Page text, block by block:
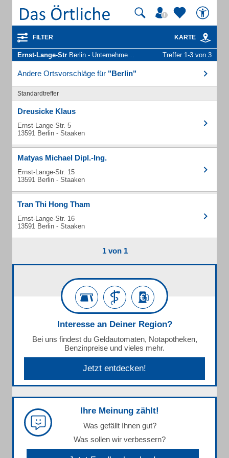
FILTER KARTE
Ernst-Lange-Str Berlin - Unternehmen und Personen Treffer 1-3 von 3
Andere Ortsvorschläge für "Berlin"
Standardtreffer
Dreusicke Klaus
Ernst-Lange-Str. 5
13591 Berlin - Staaken
Matyas Michael Dipl.-Ing.
Ernst-Lange-Str. 15
13591 Berlin - Staaken
Tran Thi Hong Tham
Ernst-Lange-Str. 16
13591 Berlin - Staaken
1 von 1
Interesse an Deiner Region?
Bei uns findest du Geldautomaten, Notapotheken,
Benzinpreise und vieles mehr.
Jetzt entdecken!
Ihre Meinung zählt!
Was gefällt Ihnen gut?
Was sollen wir verbessern?